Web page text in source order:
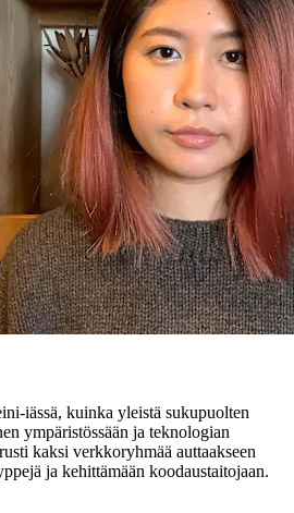
iässä, kuinka yleistä sukupuolten
ympäristössään ja teknologian
kaksi verkkoryhmää auttaakseen
ja kehittämään koodaustaitojaan.